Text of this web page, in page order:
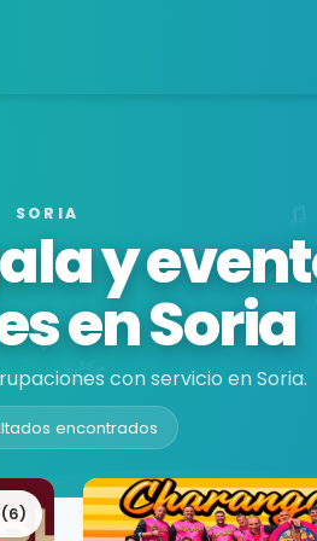
SORIA
y
en Soria
con servicio en Soria.
encontrados